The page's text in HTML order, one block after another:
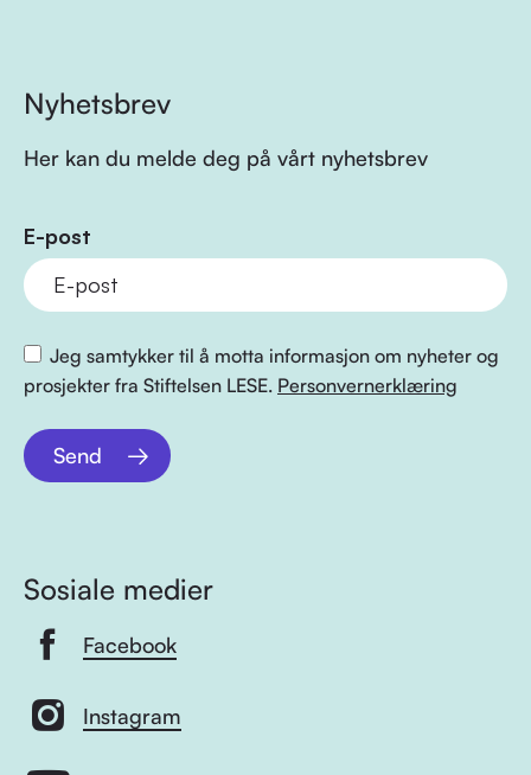
Nyhetsbrev
Her kan du melde deg på vårt nyhetsbrev
E-post
Jeg samtykker til å motta informasjon om nyheter og
prosjekter fra Stiftelsen LESE. Personvernerklæring
Send
Sosiale medier
Facebook
Instagram